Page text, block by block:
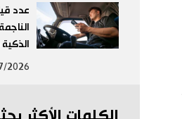
عدد
2026